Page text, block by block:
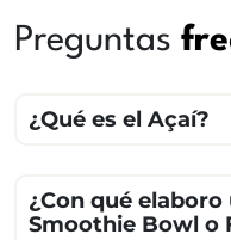
Preguntas
¿Qué es el Açaí?
¿Con qué
Smoothie Bowl o